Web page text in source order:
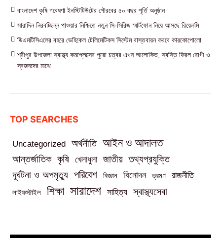
বাংলাদেশ কৃষি গবেষণা ইনস্টিটিউটের গৌরবের ৫০ বছর পূর্তি অনুষ্ঠান
সারাদিন নিরবচ্ছিন্ন পাওয়ার নিশ্চিতে নতুন সি-সিরিজ স্মার্টফোন নিয়ে আসছে রিয়েলমি
ডিএমটিসিএলের বহরে ভেহিকেল টেলিমেটিকস সিস্টেম বাস্তবায়ন করবে কারকোপোলো
শ্রীপুর উপজেলা স্বাস্থ্য কমপ্লেক্সের পুরো চত্বর এখন আলোকিত, স্বস্তি ফিরল রোগী ও
স্বজনদের মাঝে‎
TOP SEARCHES
Uncategorized অর্থনীতি আইন ও আদালত
আন্তর্জাতিক কৃষি খেলাধুলা জাতীয় তথ্যপ্রযুক্তি
দূর্ঘটনা ও অপমৃত্যু পরিবেশ বিজ্ঞান বিনোদন ভ্রমণ রাজনীতি
লাইফস্টাইল শিক্ষা সারাদেশ সাহিত্য স্বাস্থ্যসেবা